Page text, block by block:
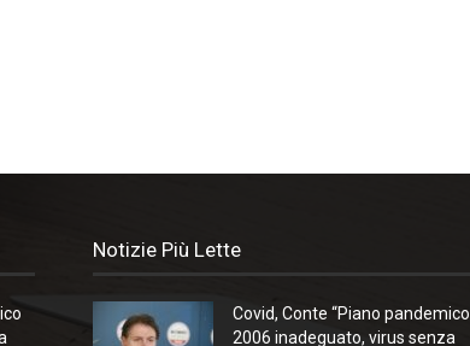
Notizie Più Lette
Covid, Conte “Piano pandemico
2006 inadeguato, virus senza